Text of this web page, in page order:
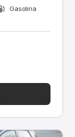
Gasolina